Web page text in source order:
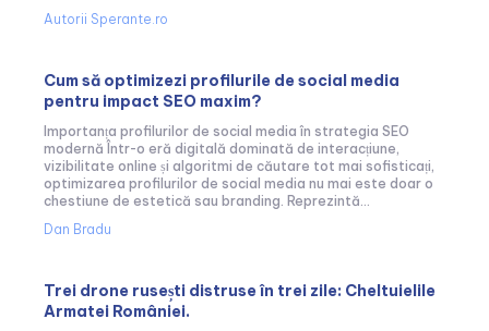
Autorii Sperante.ro
Cum să optimizezi profilurile de social media
pentru impact SEO maxim?
Importanța profilurilor de social media în strategia SEO
modernă Într-o eră digitală dominată de interacțiune,
vizibilitate online și algoritmi de căutare tot mai sofisticați,
optimizarea profilurilor de social media nu mai este doar o
chestiune de estetică sau branding. Reprezintă...
Dan Bradu
Trei drone rusești distruse în trei zile: Cheltuielile
Armatei României.